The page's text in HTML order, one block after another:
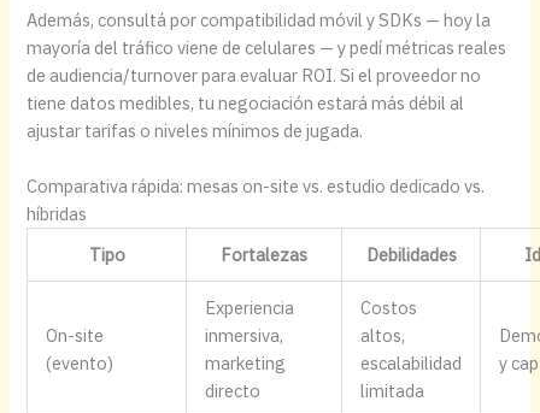
Además, consultá por compatibilidad móvil y SDKs — hoy la
mayoría del tráfico viene de celulares — y pedí métricas reales
de audiencia/turnover para evaluar ROI. Si el proveedor no
tiene datos medibles, tu negociación estará más débil al
ajustar tarifas o niveles mínimos de jugada.
Comparativa rápida: mesas on-site vs. estudio dedicado vs.
híbridas
Tipo
Fortalezas Debilidades
On-site
(evento)
Experiencia
inmersiva,
marketing
directo
Costos
altos,
escalabilidad
limitada
y